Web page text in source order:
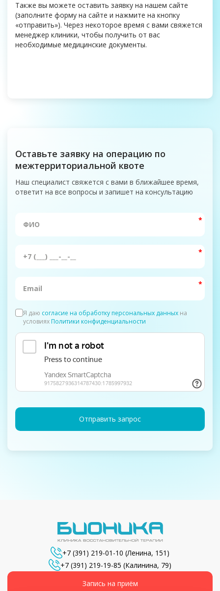
Также вы можете оставить заявку на нашем сайте
(заполните форму на сайте и нажмите на кнопку
«отправить»). Через некоторое время с вами свяжется
менеджер клиники, чтобы получить от вас
необходимые медицинские документы.
Оставьте заявку на операцию по
межтерриториальной квоте
Наш специалист свяжется с вами в ближайшее время,
ответит на все вопросы и запишет на консультацию
Я даю согласие на обработку персональных данных на
условиях Политики конфиденциальности
Отправить запрос
+7 (391) 219-01-10 (Ленина, 151)
+7 (391) 219-19-85 (Калинина, 79)
Запись на приём